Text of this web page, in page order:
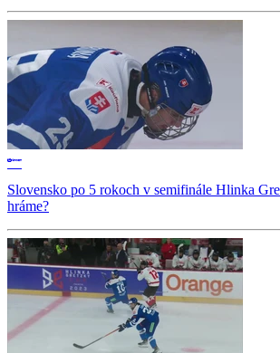
Slovensko po 5 rokoch v semifinále Hlinka
hráme?